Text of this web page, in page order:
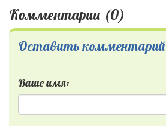
Комментарии (0)
Оставить комментарий
Ваше имя: